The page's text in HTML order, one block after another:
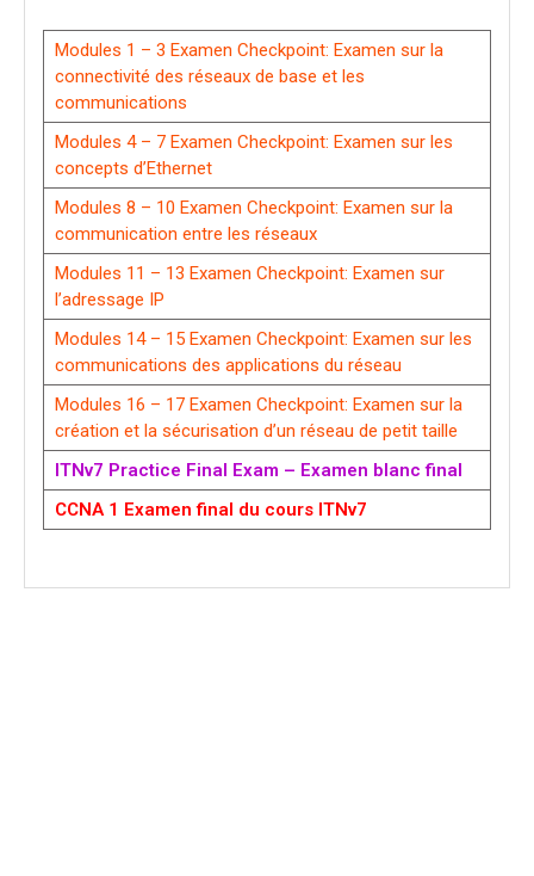
Modules 1 – 3 Examen Checkpoint: Examen sur la
connectivité des réseaux de base et les
communications
Modules 4 – 7 Examen Checkpoint: Examen sur les
concepts d’Ethernet
Modules 8 – 10 Examen Checkpoint: Examen sur la
communication entre les réseaux
Modules 11 – 13 Examen Checkpoint: Examen sur
l’adressage IP
Modules 14 – 15 Examen Checkpoint: Examen sur les
communications des applications du réseau
Modules 16 – 17 Examen Checkpoint: Examen sur la
création et la sécurisation d’un réseau de petit taille
ITNv7 Practice Final Exam – Examen blanc final
CCNA 1 Examen final du cours ITNv7